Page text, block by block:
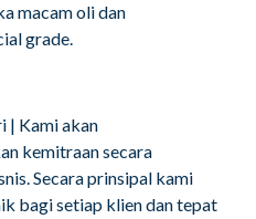
macam oli dan
grade.
| Kami akan
kemitraan secara
Secara prinsipal kami
bagi setiap klien dan tepat